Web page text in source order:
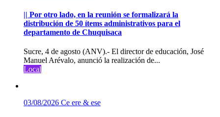
|| Por otro lado, en la reunión se formalizará la
distribución de 50 ítems administrativos para el
departamento de Chuquisaca
Sucre, 4 de agosto (ANV).- El director de educación, José
Manuel Arévalo, anunció la realización de...
Local
03/08/2026 Ce ere & ese